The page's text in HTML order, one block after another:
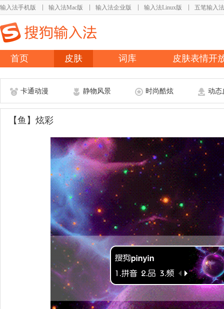
输入法手机版 输入法Mac版 输入法企业版 输入法Linux版 五笔输入法
首页 皮肤 词库 皮肤表情开
卡通动漫 静物风景 时尚酷炫 动态
【鱼】炫彩